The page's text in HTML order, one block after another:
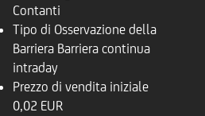
Contanti
Tipo di Osservazione della
Barriera Barriera continua
intraday
Prezzo di vendita iniziale
0,02 EUR